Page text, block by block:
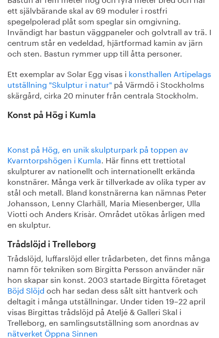
ett självbärande skal av 69 moduler i rostfri
spegelpolerad plåt som speglar sin omgivning.
Invändigt har bastun väggpaneler och golvtrall av trä. I
centrum står en vedeldad, hjärtformad kamin av järn
och sten. Bastun rymmer upp till åtta personer.
Ett exemplar av Solar Egg visas i konsthallen Artipelags
utställning "Skulptur i natur" på Värmdö i Stockholms
skärgård, cirka 20 minuter från centrala Stockholm.
Konst på Hög i Kumla
Konst på Hög, en unik skulpturpark på toppen av
Kvarntorpshögen i Kumla. Här finns ett trettiotal
skulpturer av nationellt och internationellt erkända
konstnärer. Många verk är tillverkade av olika typer av
stål och metall. Bland konstnärerna kan nämnas Peter
Johansson, Lenny Clarhäll, Maria Miesenberger, Ulla
Viotti och Anders Krisàr. Området utökas årligen med
en skulptur.
Trådslöjd i Trelleborg
Trådslöjd, luffarslöjd eller trådarbeten, det finns många
namn för tekniken som Birgitta Persson använder när
hon skapar sin konst. 2003 startade Birgitta företaget
Böjd Slöjd och har sedan dess sålt sitt hantverk och
deltagit i många utställningar. Under tiden 19–22 april
visas Birgittas trådslöjd på Ateljé & Galleri Skal i
Trelleborg, en samlingsutställning som anordnas av
nätverket Öppna Sinnen